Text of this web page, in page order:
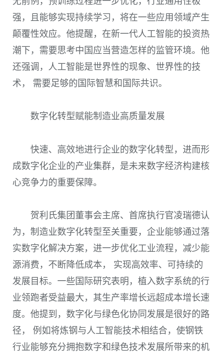
强，且能够实现持续学习，将在一些应用领域产生
颠覆性效应。他提醒，在新一代人工智能的投资热
潮下，需要思考中国应当营造怎样的监管环境。他
还强调，人工智能是世界性的现象、世界性的技
术， 需要足够的国际智慧和国际共识。
数字化转型赋能制造业高质量发展
快速、高效地进行企业的数字化转型，进而形
成数字化企业的产业集群，是未来数字经济构建核
心竞争力的重要保障。
贺利氏集团董事会主席、首席执行官凌瑞德认
为，制造业数字化转型至关重要，企业能够通过落
实数字化解决方案，进一步优化工业流程，减少能
源消费，不断降低成本， 实现高效率、可持续的
发展目标。一些国际研究表明，植入数字系统的行
业领跑者受益最大，其生产率增长远超成本增长速
度。他提到，数字化与绿色化协同发展是很好的路
径， 例如将炼钢与人工智能技术相结合，使钢铁
行业能够充分拥抱数字和绿色技术发展所带来的机